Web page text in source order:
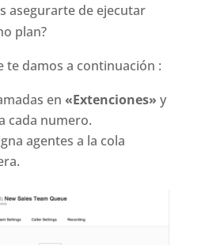
asegurarte de ejecutar
plan?
te damos a continuación :
en «Extenciones» y
cada numero.
agentes a la cola